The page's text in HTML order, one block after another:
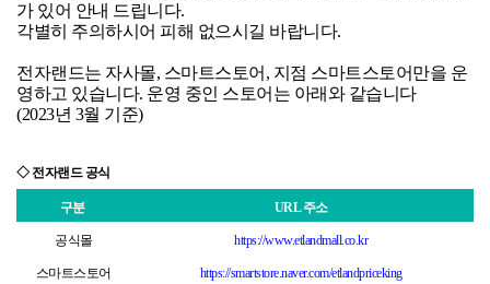
가 있어 안내 드립니다.
각별히 주의하시어 피해 없으시길 바랍니다.
전자랜드는 자사몰, 스마트스토어, 지점 스마트스토어만을 운
영하고 있습니다. 운영 중인 스토어는 아래와 같습니다
(2023년 3월 기준)
◇ 전자랜드 공식
구분 URL 주소
공식몰 https://www.etlandmall.co.kr
스마트스토어 https://smartstore.naver.com/etlandpriceking